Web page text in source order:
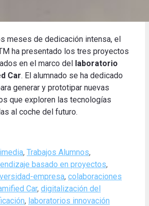
meses de dedicación intensa, el
ha presentado los tres proyectos
en el marco del laboratorio
Car. El alumnado se ha dedicado
generar y prototipar nuevas
que exploren las tecnologías
al coche del futuro.
, Trabajos Alumnos,
basado en proyectos,
empresa, colaboraciones
Car, digitalización del
, laboratorios innovación